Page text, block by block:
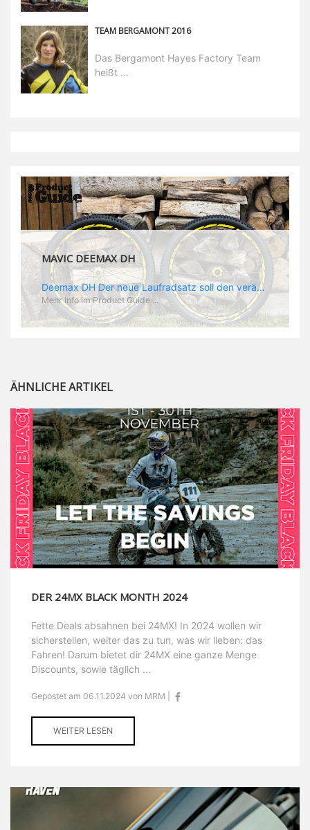
TEAM BERGAMONT 2016
Das Bergamont Hayes Factory Team
heißt ...
MAVIC DEEMAX DH
Deemax DH Der neue Laufradsatz soll den veränderten Ansprüchen im Downhill Einsatz gerecht werden: die Geschwindigkeiten werden immer höher, die Kräfte, die aufs Material wirken ebenfalls. Damit steigen natürlich auch die Ansprüche der Fahrer ans Material. Das einzige, was eventuell niedriger wird, ist der Reifendruck. Somit ergibt sich der Anforderungskatalog an das Deemax-Update. Hier ist das Ergebnis: - der Laufradsatz bekam eine neue Felge mit 28 mm Innenbreite. Laut Scott Sharples ist das der beste Kompromiss aus Stabilität, Gewicht und Steifigkeit, vor allem aber passt diese Breite am besten zu den Reifen, die aktuell auf dem Markt sind und im Renneinsatz gefahren werden. Es gehe auch breite und schmaler, 28 mm hätten sich aber im Test als Optimum herausgestellt. - mit einem 4D-Fertigungsprozess wurde die Materialverteilung optimiert: Stabilität dort, wo sie erforderlich ist, Gewichtsersparnis da, wo es Sinn macht. Somit gibt Mavic eine GGewichtsersparnis von 15 % an, ohne an Stabilität einzubüßen - neue, ultraleichte „double butted“ Speichen und ein super effizienter Freilauf - Mavics bewährtes UST System für perfekte Kompatibilität mit Tubeless Reifen - Gewicht (Laufradset): 1944 g)
Mehr Info im Product Guide ...
ÄHNLICHE ARTIKEL
DER 24MX BLACK MONTH 2024
Fette Deals absahnen bei 24MX! In 2024 wollen wir
sicherstellen, weiter das zu tun, was wir lieben: das
Fahren! Darum bietet dir 24MX eine ganze Menge
Discounts, sowie täglich ...
Gepostet am 06.11.2024 von MRM |
WEITER LESEN